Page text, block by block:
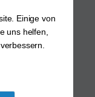
Einige von
uns helfen,